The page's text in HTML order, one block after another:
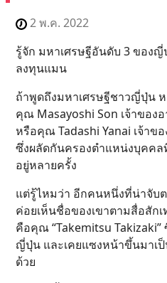
2 พ.ค. 2022
รู้จัก มหาเศรษฐีอันดับ 3 ของ
ลงทุนแมน
ถ้าพูดถึงมหาเศรษฐีชาวญี่ปุ่น
คุณ Masayoshi Son เจ้าของ
หรือคุณ Tadashi Yanai เจ้าข
ซึ่งผลัดกันครองตำแหน่งบุคค
อยู่หลายครั้ง
แต่รู้ไหมว่า อีกคนหนึ่งที่น่าจับ
ค่อยเห็นชื่อของเขาตามสื่อสักเ
คือคุณ “Takemitsu
ญี่ปุ่น และเคยแซงหน้าขึ้นมาเป็
ด้วย